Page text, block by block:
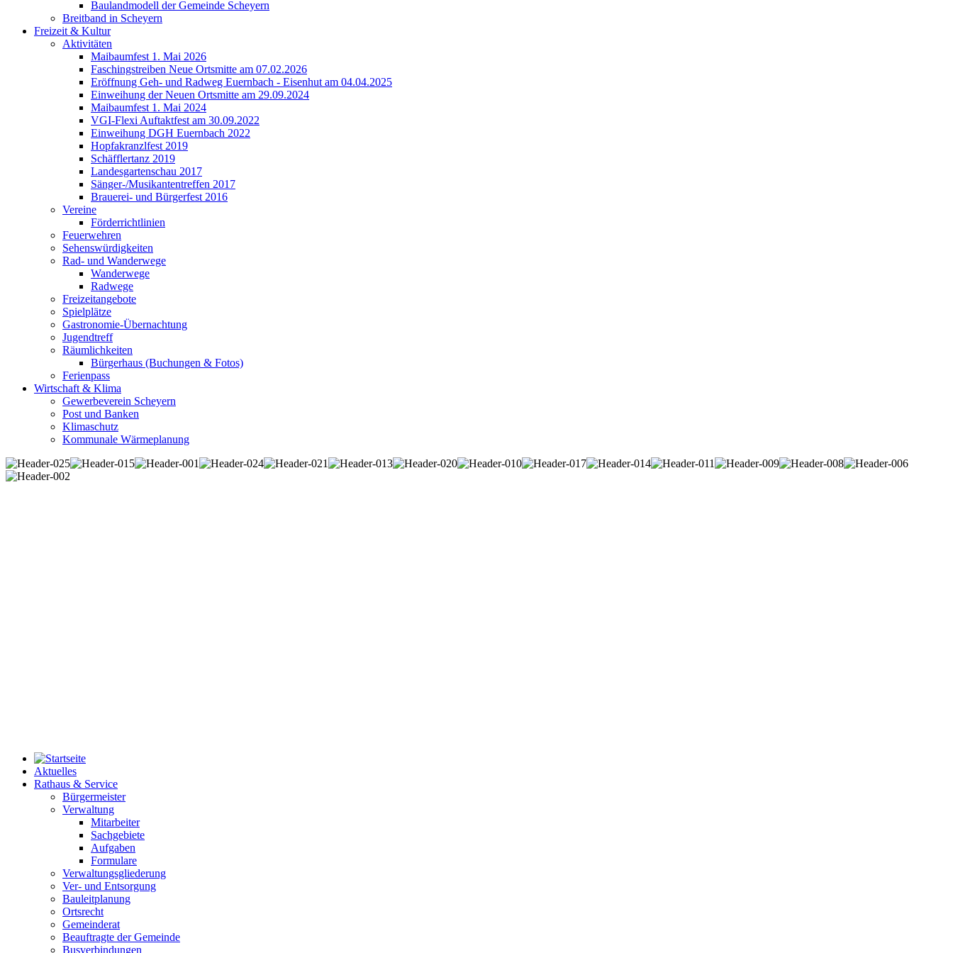
Baulandmodell der Gemeinde Scheyern
Breitband in Scheyern
Freizeit & Kultur
Aktivitäten
Maibaumfest 1. Mai 2026
Faschingstreiben Neue Ortsmitte am 07.02.2026
Eröffnung Geh- und Radweg Euernbach - Eisenhut am 04.04.2025
Einweihung der Neuen Ortsmitte am 29.09.2024
Maibaumfest 1. Mai 2024
VGI-Flexi Auftaktfest am 30.09.2022
Einweihung DGH Euernbach 2022
Hopfakranzlfest 2019
Schäfflertanz 2019
Landesgartenschau 2017
Sänger-/Musikantentreffen 2017
Brauerei- und Bürgerfest 2016
Vereine
Förderrichtlinien
Feuerwehren
Sehenswürdigkeiten
Rad- und Wanderwege
Wanderwege
Radwege
Freizeitangebote
Spielplätze
Gastronomie-Übernachtung
Jugendtreff
Räumlichkeiten
Bürgerhaus (Buchungen & Fotos)
Ferienpass
Wirtschaft & Klima
Gewerbeverein Scheyern
Post und Banken
Klimaschutz
Kommunale Wärmeplanung
Aktuelles
Rathaus & Service
Bürgermeister
Verwaltung
Mitarbeiter
Sachgebiete
Aufgaben
Formulare
Verwaltungsgliederung
Ver- und Entsorgung
Bauleitplanung
Ortsrecht
Gemeinderat
Beauftragte der Gemeinde
Busverbindungen